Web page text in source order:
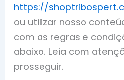
https://
ou utilizar nosso
com as regras e
abaixo. Leia com
prosseguir.